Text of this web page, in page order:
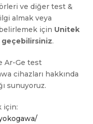
ve diğer test &
almak veya
için Unitek
.
Ar-Ge test
cihazları hakkında
sunuyoruz.
için: